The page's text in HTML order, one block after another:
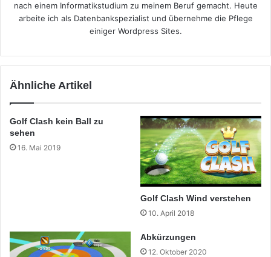
nach einem Informatikstudium zu meinem Beruf gemacht. Heute
arbeite ich als Datenbankspezialist und übernehme die Pflege
einiger Wordpress Sites.
Ähnliche Artikel
Golf Clash kein Ball zu
sehen
16. Mai 2019
Golf Clash Wind verstehen
10. April 2018
Abkürzungen
12. Oktober 2020